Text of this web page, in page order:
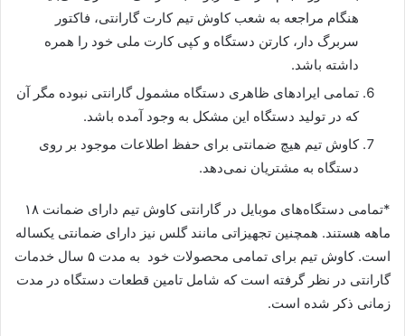
هنگام مراجعه به شعب کاوش تیم کارت گارانتی، فاکتور
سربرگ دار، کارتن دستگاه و کپی کارت ملی خود را همره
داشته باشد.
تمامی ایرادهای ظاهری دستگاه مشمول گارانتی نبوده مگر آن
که در تولید دستگاه این مشکل به وجود آمده باشد.
کاوش تیم هیچ ضمانتی برای حفظ اطلاعات موجود بر روی
دستگاه به مشتریان نمی‌دهد.
*تمامی دستگاه‌های موبایل در گارانتی کاوش تیم دارای ضمانت ۱۸
ماهه هستند. همچنین تجهیزاتی مانند گلس نیز دارای ضمانتی یکساله
است. کاوش تیم برای تمامی محصولات خود
به مدت ۵ سال خدمات
گارانتی در نظر گرفته است که شامل تامین قطعات دستگاه در مدت
زمانی ذکر شده است.